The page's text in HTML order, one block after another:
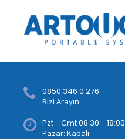
0850 346 0 276
Bizi Arayın
Pzt - Cmt 08:30 - 18:00
Pazar: Kapalı